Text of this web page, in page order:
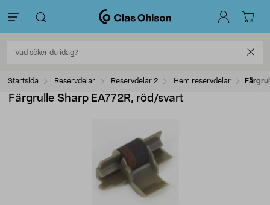
Startsida Reservdelar Reservdelar 2 Hem reservdelar
Färgrulle Sharp EA772R, röd/svart